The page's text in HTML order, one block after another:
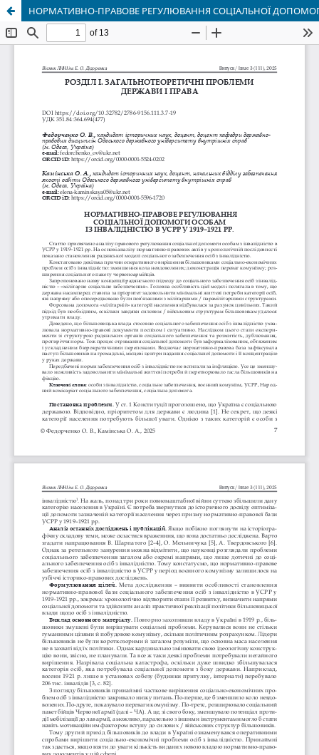
НОРМАТИВНО-ПРАВОВЕ РЕГУЛЮВАННЯ СОЦІАЛЬНОЇ ДОПОМОГИ